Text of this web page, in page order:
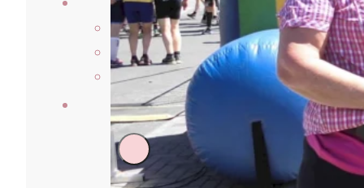
Über Uns
Vorstand & Beirat
Satzung
Kontakt